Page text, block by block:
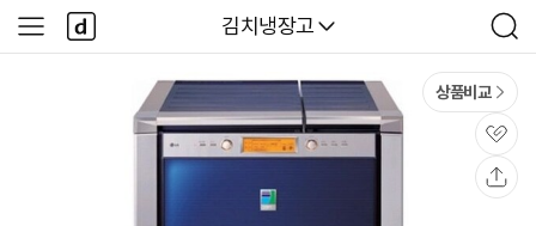
다나와
김치냉장고
검
색
사
이
다
나
와
상품비교
관
심